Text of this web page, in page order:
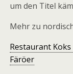
um den Titel
Mehr zu
Restaurant
Färöer